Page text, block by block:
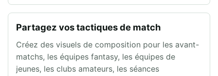
Partagez vos tactiques de match
Créez des visuels de composition pour les avant-
matchs, les équipes fantasy, les équipes de
jeunes, les clubs amateurs, les séances